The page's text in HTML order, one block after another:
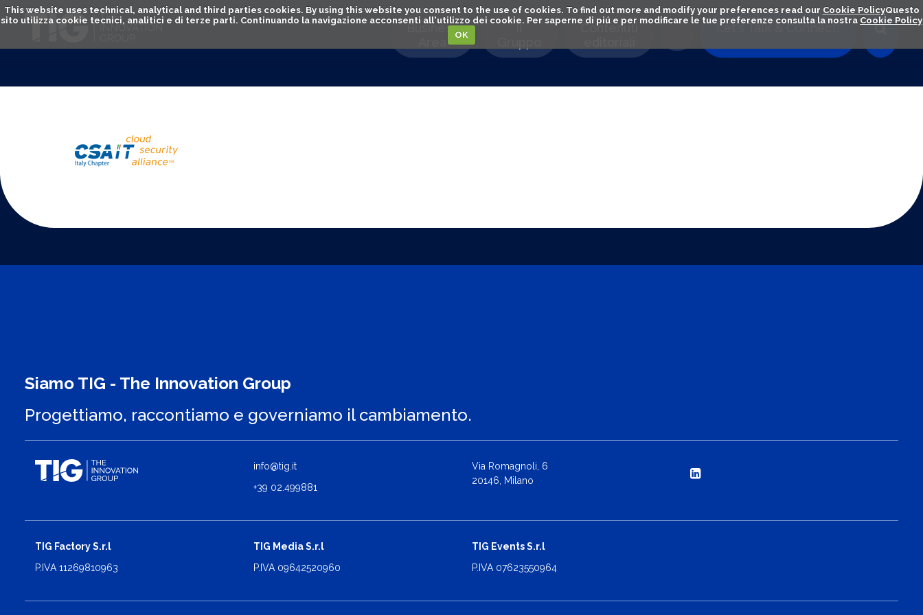
This website uses technical, analytical and third parties cookies. By using this website you consent to the use of cookies. To find out more and modify your preferences read our Cookie PolicyQuesto
sito utilizza cookie tecnici, analitici e di terze parti. Continuando la navigazione acconsenti all'utilizzo dei cookie. Per saperne di piú e per modificare le tue preferenze consulta la nostra Cookie Policy
OK
Let's Talk & Connect!
Business
Il
Contenuti
Siamo TIG - The Innovation Group
Progettiamo, raccontiamo e governiamo il cambiamento.
info@tig.it
+39 02.499881
Via Romagnoli, 6
20146, Milano
TIG Factory S.r.l
P.IVA 11269810963
TIG Media S.r.l
P.IVA 09642520960
TIG Events S.r.l
P.IVA 07623550964